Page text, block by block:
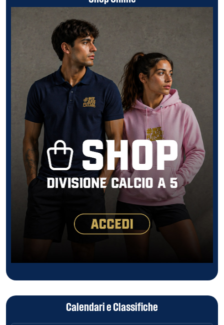
Calendari e Classifiche